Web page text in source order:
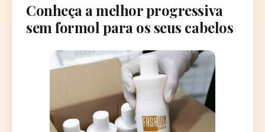
Conheça a melhor progressiva
sem formol para os seus cabelos